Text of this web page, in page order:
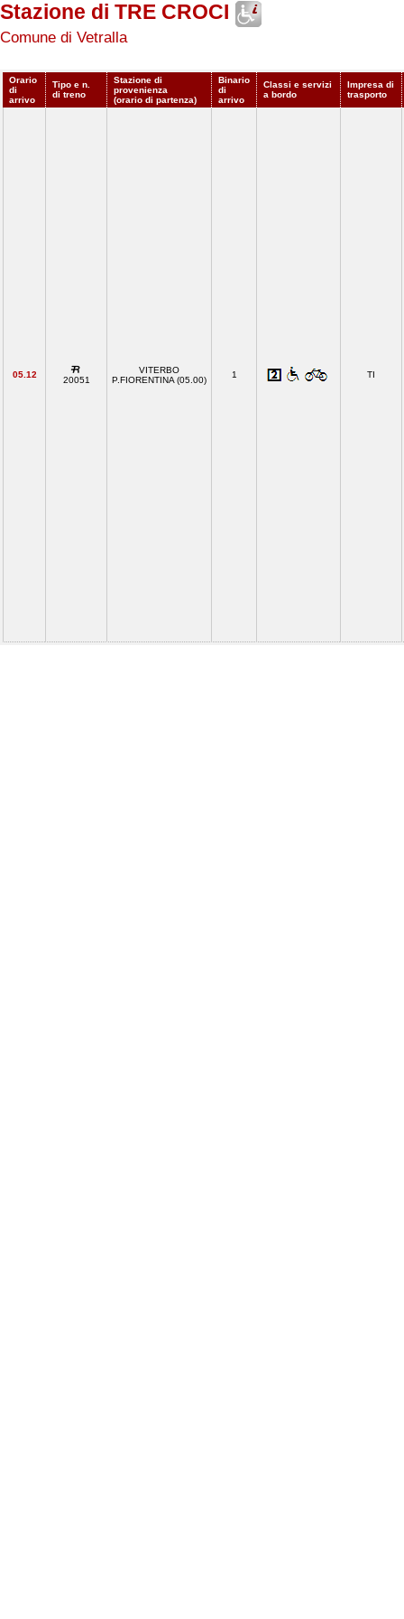
Stazione di TRE CROCI
Comune di Vetralla
Orario
di
arrivo
Tipo e n.
di treno
Stazione di
provenienza
(orario di partenza)
Binario
di
arrivo
Classi e servizi
a bordo
Impresa di
trasporto
05.12
20051
VITERBO
P.FIORENTINA (05.00)
1 TI